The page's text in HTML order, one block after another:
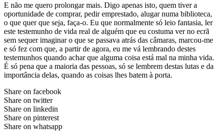
E não me quero prolongar mais. Digo apenas isto, quem tiver a
oportunidade de comprar, pedir emprestado, alugar numa biblioteca,
o que quer que seja, faça-o. Eu que normalmente só leio fantasia, ler
este testemunho de vida real de alguém que eu costuma ver no ecrã
sem sequer imaginar o que se passava atrás das câmaras, marcou-me
e só fez com que, a partir de agora, eu me vá lembrando destes
testemunhos quando achar que alguma coisa está mal na minha vida.
É só pena que a maioria das pessoas, só se lembrem destas lutas e da
importância delas, quando as coisas lhes batem à porta.
Share on facebook
Share on twitter
Share on linkedin
Share on pinterest
Share on whatsapp